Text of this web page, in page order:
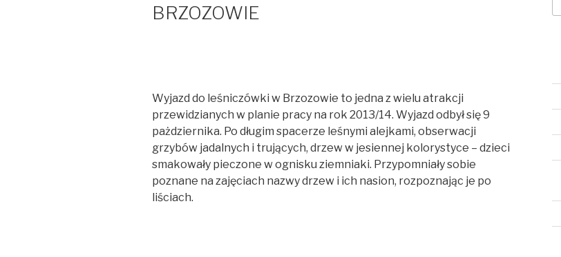
BRZOZOWIE
Wyjazd do leśniczówki w Brzozowie to jedna z wielu atrakcji
przewidzianych w planie pracy na rok 2013/14. Wyjazd odbył się 9
pażdziernika. Po długim spacerze leśnymi alejkami, obserwacji
grzybów jadalnych i trujących, drzew w jesiennej kolorystyce – dzieci
smakowały pieczone w ognisku ziemniaki. Przypomniały sobie
poznane na zajęciach nazwy drzew i ich nasion, rozpoznając je po
liściach.